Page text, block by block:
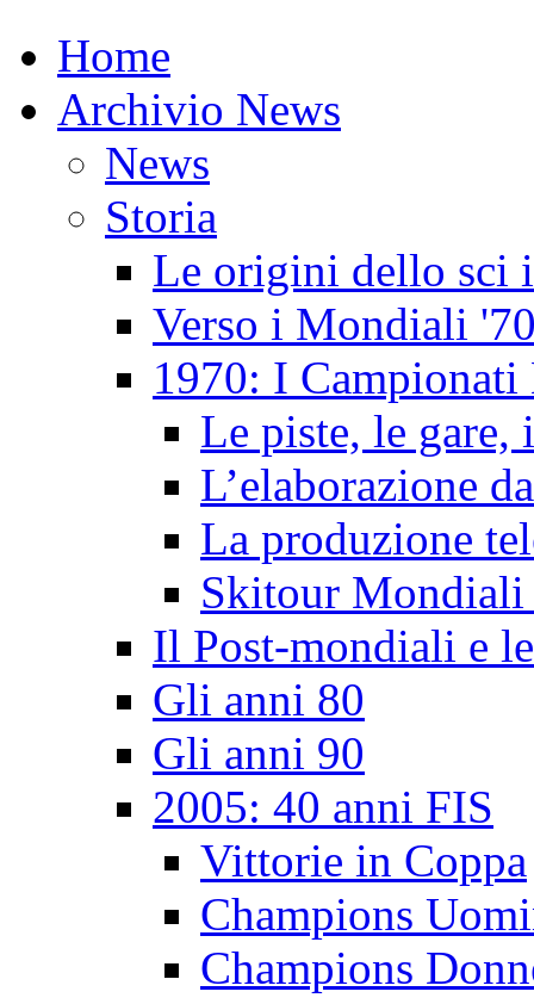
Home
Archivio News
News
Storia
Le origini dello sci
Verso i Mondiali
1970: I
Le piste, le
L’elaborazione
La produzione
Skitour Mondiali
Il Post-mondiali e
Gli anni 80
Gli anni 90
2005: 40 anni FIS
Vittorie in Coppa
Champions
Champions